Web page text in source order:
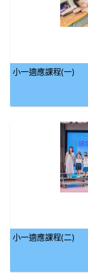
小一適應課程(一)
小一適應課程(二)